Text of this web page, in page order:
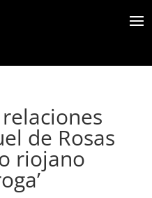
relaciones
de Rosas
riojano